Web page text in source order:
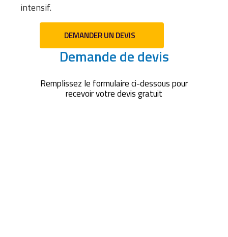
intensif.
DEMANDER UN DEVIS
Demande de devis
Remplissez le formulaire ci-dessous pour
recevoir votre devis gratuit